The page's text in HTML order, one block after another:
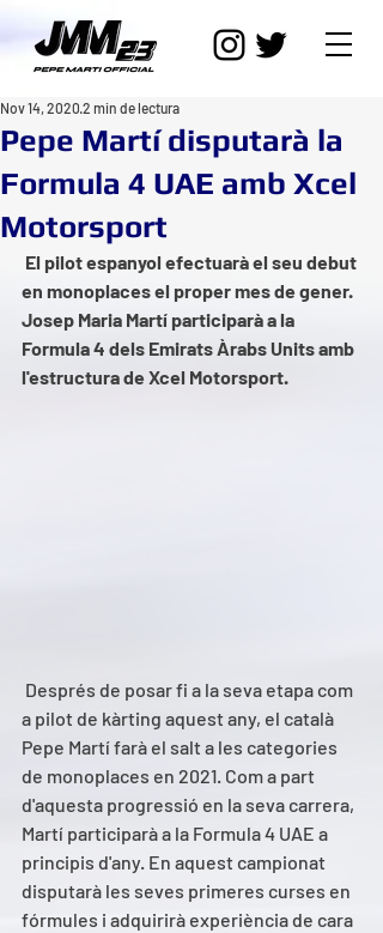
Pepe Martí disputarà la
Formula 4 UAE amb Xcel
Motorsport
Nov 14, 2020 2 min de lectura
El pilot espanyol efectuarà el seu debut
en monoplaces el proper mes de gener.
Josep Maria Martí participarà a la
Formula 4 dels Emirats Àrabs Units amb
l'estructura de Xcel Motorsport.
a pilot de kàrting aquest any, el català
Pepe Martí farà el salt a les categories
de monoplaces en 2021. Com a part
d'aquesta progressió en la seva carrera,
Martí participarà a la Formula 4 UAE a
principis d'any. En aquest campionat
disputarà les seves primeres curses en
fórmules i adquirirà experiència de cara